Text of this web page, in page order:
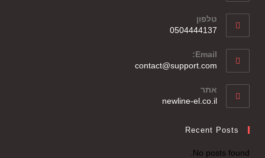
טלפון
0504444137
Email:
contact@support.com
אתר
newline-el.co.il
Recent Posts
No posts found.